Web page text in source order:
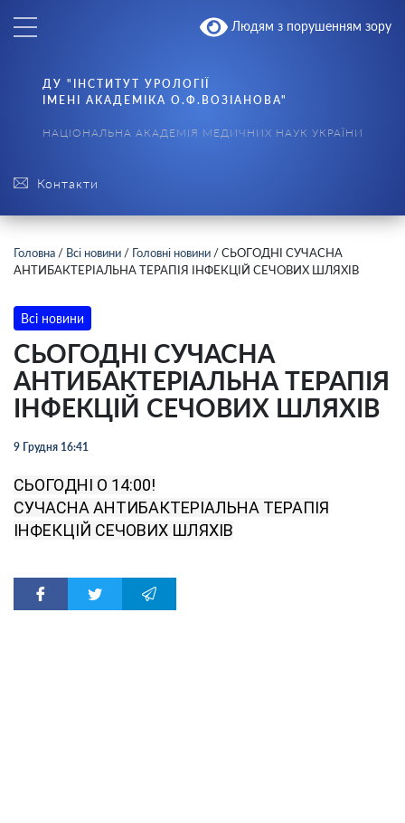
Людям з порушенням зору
Контакти
ДУ "ІНСТИТУТ УРОЛОГІЇ
ІМЕНІ АКАДЕМІКА О.Ф.ВОЗІАНОВА"
НАЦІОНАЛЬНА АКАДЕМІЯ МЕДИЧНИХ НАУК УКРАЇНИ
Головна / Всі новини / Головні новини /СЬОГОДНІ СУЧАСНА
АНТИБАКТЕРІАЛЬНА ТЕРАПІЯ ІНФЕКЦІЙ СЕЧОВИХ ШЛЯХІВ
Всі новини
СЬОГОДНІ СУЧАСНА
АНТИБАКТЕРІАЛЬНА ТЕРАПІЯ
ІНФЕКЦІЙ СЕЧОВИХ ШЛЯХІВ
9 Грудня 16:41
СЬОГОДНІ О 14:00!
СУЧАСНА АНТИБАКТЕРІАЛЬНА ТЕРАПІЯ
ІНФЕКЦІЙ СЕЧОВИХ ШЛЯХІВ